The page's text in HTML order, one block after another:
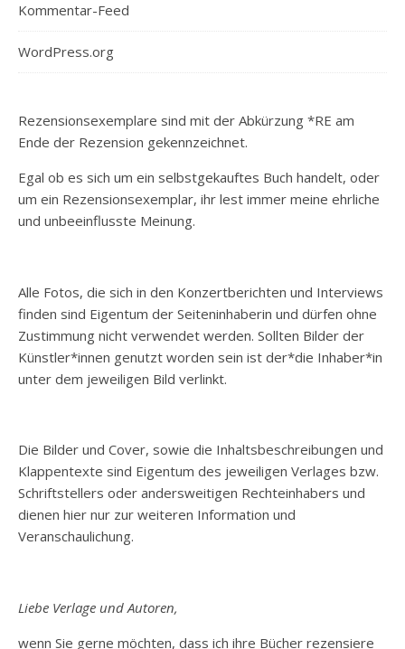
Kommentar-Feed
WordPress.org
Rezensionsexemplare sind mit der Abkürzung *RE am
Ende der Rezension gekennzeichnet.
Egal ob es sich um ein selbstgekauftes Buch handelt, oder
um ein Rezensionsexemplar, ihr lest immer meine ehrliche
und unbeeinflusste Meinung.
Alle Fotos, die sich in den Konzertberichten und Interviews
finden sind Eigentum der Seiteninhaberin und dürfen ohne
Zustimmung nicht verwendet werden. Sollten Bilder der
Künstler*innen genutzt worden sein ist der*die Inhaber*in
unter dem jeweiligen Bild verlinkt.
Die Bilder und Cover, sowie die Inhaltsbeschreibungen und
Klappentexte sind Eigentum des jeweiligen Verlages bzw.
Schriftstellers oder andersweitigen Rechteinhabers und
dienen hier nur zur weiteren Information und
Veranschaulichung.
Liebe Verlage und Autoren,
wenn Sie gerne möchten, dass ich ihre Bücher rezensiere